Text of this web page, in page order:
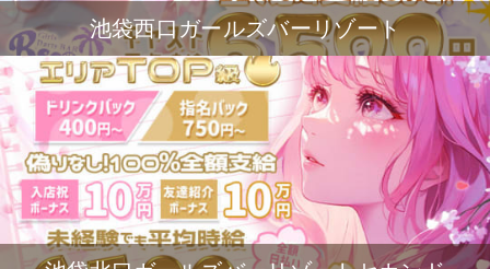
池袋西口ガールズバーリゾート